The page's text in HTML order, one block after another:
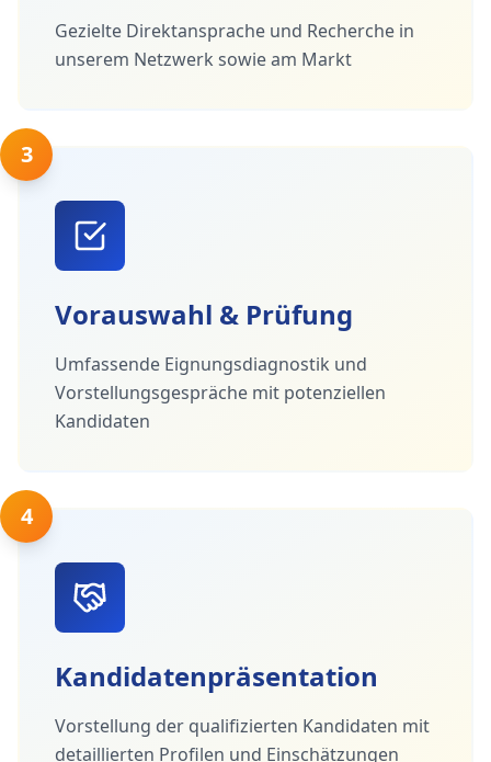
Gezielte Direktansprache und Recherche in
unserem Netzwerk sowie am Markt
3
Vorauswahl & Prüfung
Umfassende Eignungsdiagnostik und
Vorstellungsgespräche mit potenziellen
Kandidaten
4
Kandidatenpräsentation
Vorstellung der qualifizierten Kandidaten mit
detaillierten Profilen und Einschätzungen